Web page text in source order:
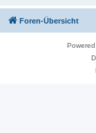
Foren-Übersicht